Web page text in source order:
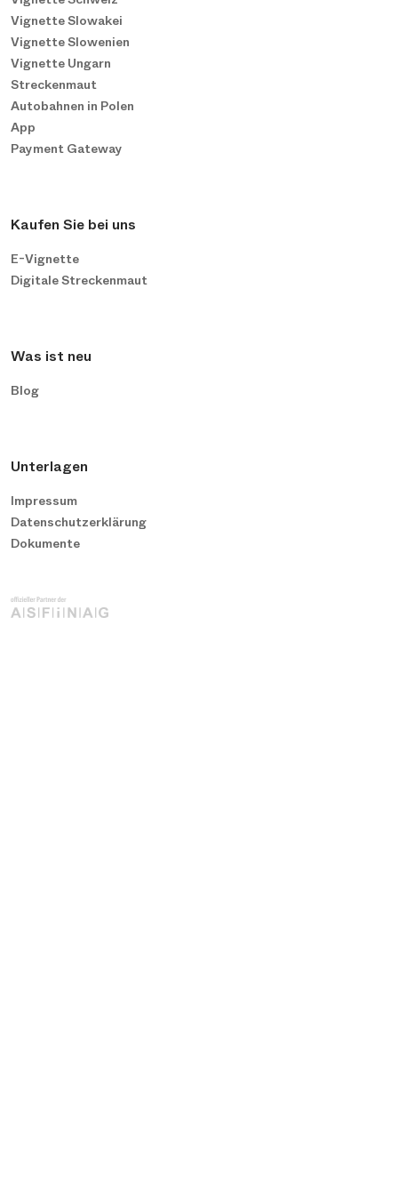
Vignette Slowakei
Vignette Slowenien
Vignette Ungarn
Streckenmaut
Autobahnen in Polen
App
Payment Gateway
Kaufen Sie bei uns
E-Vignette
Digitale Streckenmaut
Was ist neu
Blog
Unterlagen
Impressum
Datenschutzerklärung
Dokumente